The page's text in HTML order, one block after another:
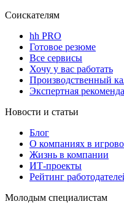
Соискателям
hh PRO
Готовое резюме
Все сервисы
Хочу у вас работать
Производственный
Экспертная
Новости и статьи
Блог
О компаниях в
Жизнь в компании
ИТ-проекты
Рейтинг
Молодым специалистам